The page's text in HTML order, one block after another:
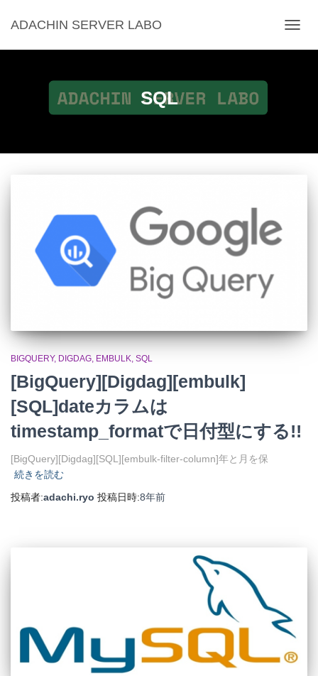
ADACHIN SERVER LABO
ビ
SQL
BIGQUERY DIGDAG EMBULK SQL
[BigQuery][Digdag][embulk]
[SQL]dateカラムは
timestamp_formatで日付型にする!!
[BigQuery][Digdag][SQL][embulk-filter-column]年と月を保
続きを読む
投稿者:adachi.ryo 投稿日時:8年前